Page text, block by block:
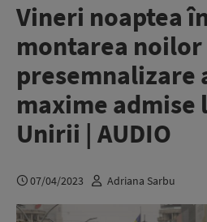
Vineri noaptea
montarea
presemnalizare
maxime admise
Unirii | AUDIO
07/04/2023 Adriana Sarbu